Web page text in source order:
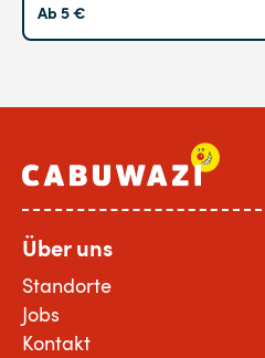
Ab 5 €
Über uns
Standorte
Jobs
Kontakt